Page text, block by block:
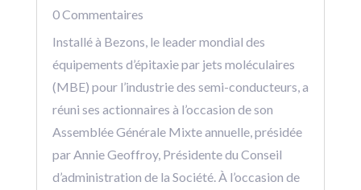
0 Commentaires
Installé à Bezons, le leader mondial des
équipements d’épitaxie par jets moléculaires
(MBE) pour l’industrie des semi-conducteurs, a
réuni ses actionnaires à l’occasion de son
Assemblée Générale Mixte annuelle, présidée
par Annie Geoffroy, Présidente du Conseil
d’administration de la Société. À l’occasion de